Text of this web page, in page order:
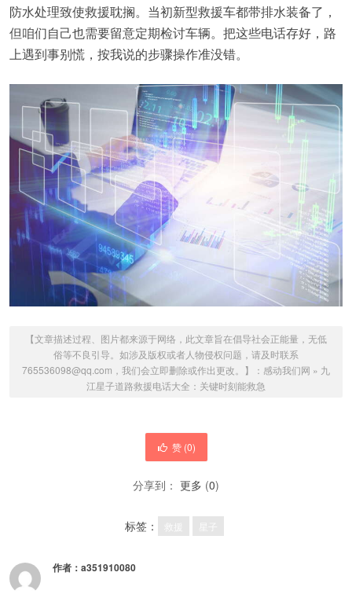
防水处理致使救援耽搁。当初新型救援车都带排水装备了，
但咱们自己也需要留意定期检讨车辆。把这些电话存好，路
上遇到事别慌，按我说的步骤操作准没错。
【文章描述过程、图片都来源于网络，此文章旨在倡导社会正能量，无低
俗等不良引导。如涉及版权或者人物侵权问题，请及时联系
765536098@qq.com，我们会立即删除或作出更改。】： 感动我们网 » 九
江星子道路救援电话大全：关键时刻能救急
赞 (0)
分享到： 更多 (0)
标签： 救援
作者： a351910080